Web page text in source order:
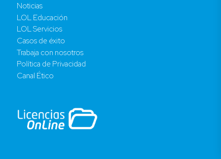
Noticias
LOL Educación
LOL Servicios
Casos de éxito
Trabaja con nosotros
Política de Privacidad
Canal Ético